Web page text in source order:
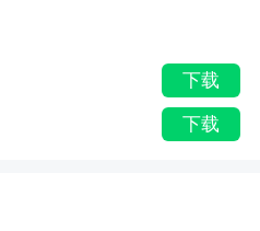
下载
下载